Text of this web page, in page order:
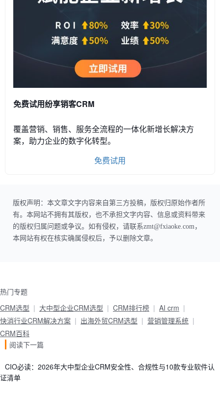
免费试用纷享销客CRM
覆盖营销、销售、服务全流程的一体化新增长解决方
案，助力企业的数字化转型。
免费试用
版权声明：本文章文字内容来自第三方投稿，版权归原始作者所
有。本网站不拥有其版权，也不承担文字内容、信息或资料带来
的版权归属问题或争议。如有侵权，请联系zmt@fxiaoke.com，
本网站有权在核实确属侵权后，予以删除文章。
热门专题
CRM选型
大中型企业CRM选型 CRM排行榜
AI crm
快消行业CRM解决方案
出海外贸CRM选型
营销管理系统
CRM百科
阅读下一篇
CIO必读：2026年大中型企业CRM安全性、合规性与10款专业软件认
证清单